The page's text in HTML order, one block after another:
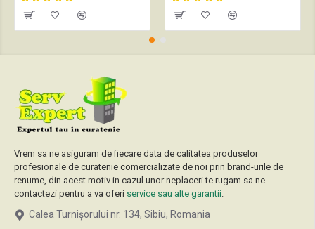
Vrem sa ne asiguram de fiecare data de calitatea produselor
profesionale de curatenie comercializate de noi prin brand-urile de
renume, din acest motiv in cazul unor neplaceri te rugam sa ne
contactezi pentru a va oferi service sau alte garantii.
Calea Turnișorului nr. 134, Sibiu, Romania